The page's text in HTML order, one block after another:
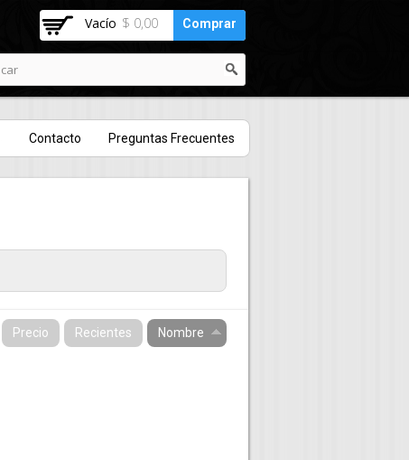
Vacío $ 0,00 Comprar
Contacto Preguntas Frecuentes
Precio Recientes Nombre